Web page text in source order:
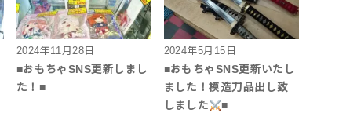
2024年11月28日
■おもちゃSNS更新しまし
た！■
2024年5月15日
■おもちゃSNS更新いたし
ました！模造刀品出し致
しました
■